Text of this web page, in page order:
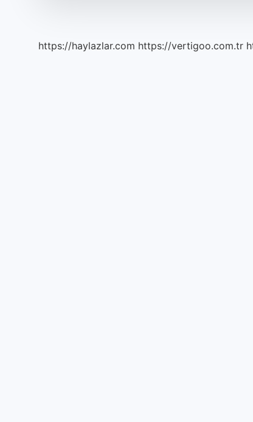
https://haylazlar.com https://vertigoo.com.tr